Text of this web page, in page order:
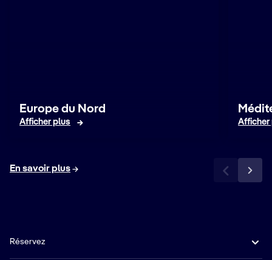
Europe du Nord
Afficher plus Afficher
En savoir plus
Réservez